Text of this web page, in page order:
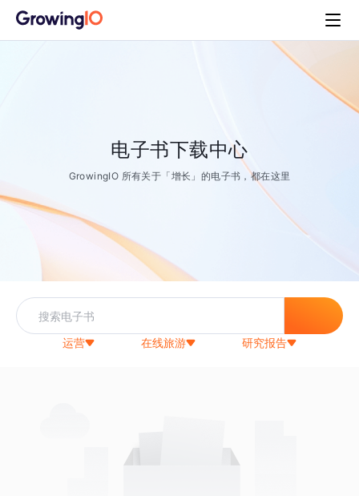
电子书下载中心
GrowingIO 所有关于「增长」的电子书，都在这里
运营 在线旅游 研究报告